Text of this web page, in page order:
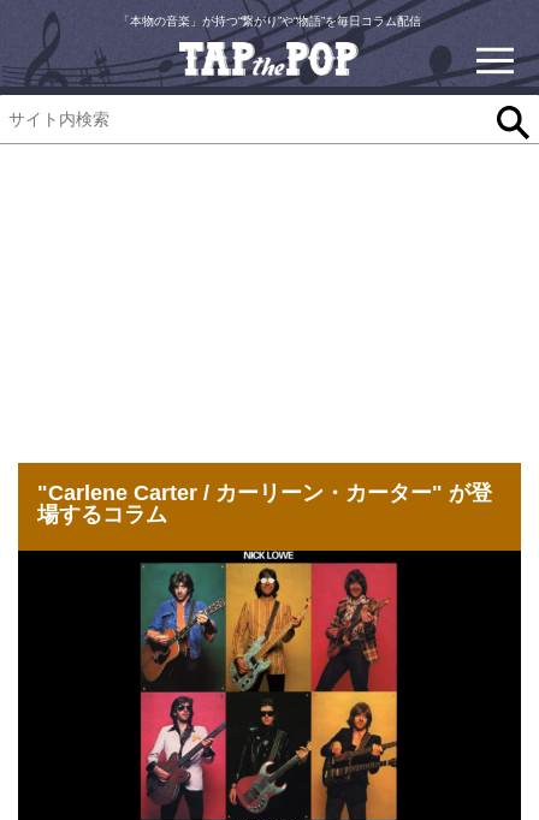
「本物の音楽」が持つ“繋がり”や“物語”を毎日コラム配信
"Carlene Carter / カーリーン・カーター" が登
場するコラム